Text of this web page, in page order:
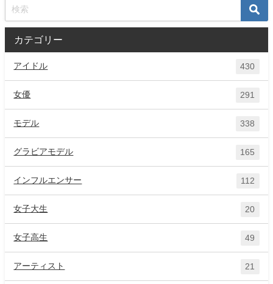
カテゴリー
アイドル 430
女優 291
モデル 338
グラビアモデル 165
インフルエンサー 112
女子大生 20
女子高生 49
アーティスト 21